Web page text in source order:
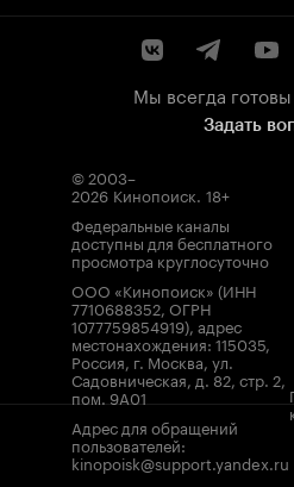
Мы всегда
Задать
© 2003–
2026 Кинопоиск. 18+
Федеральные каналы
доступны для бесплатного
просмотра круглосуточно
ООО «Кинопоиск» (ИНН
7710688352, ОГРН
1077759854919), адрес
местонахождения: 115035,
Россия, г. Москва, ул.
Садовническая, д. 82, стр. 2,
пом. 9А01
Адрес для обращений
пользователей:
kinopoisk@support.yandex.ru